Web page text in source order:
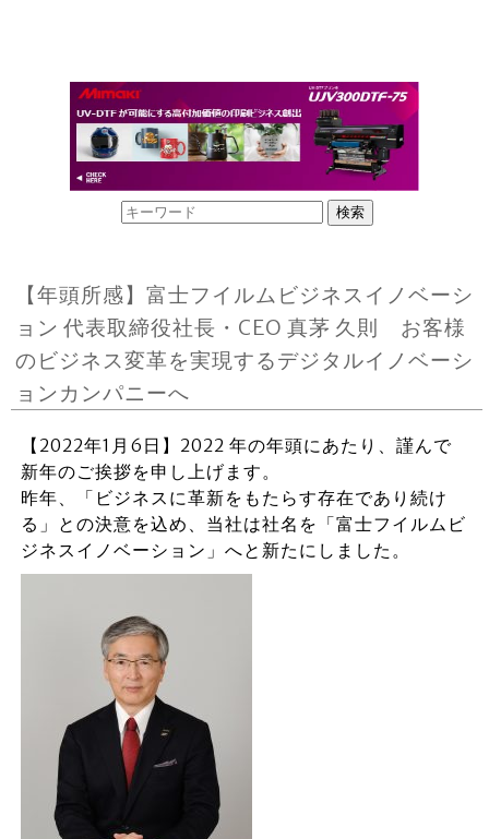
【年頭所感】富士フイルムビジネスイノベーシ
ョン 代表取締役社長・CEO 真茅 久則 お客様
のビジネス変革を実現するデジタルイノベーシ
ョンカンパニーへ
【2022年1月6日】2022 年の年頭にあたり、謹んで
新年のご挨拶を申し上げます。
昨年、「ビジネスに革新をもたらす存在であり続け
る」との決意を込め、当社は社名を「富士フイルムビ
ジネスイノベーション」へと新たにしました。